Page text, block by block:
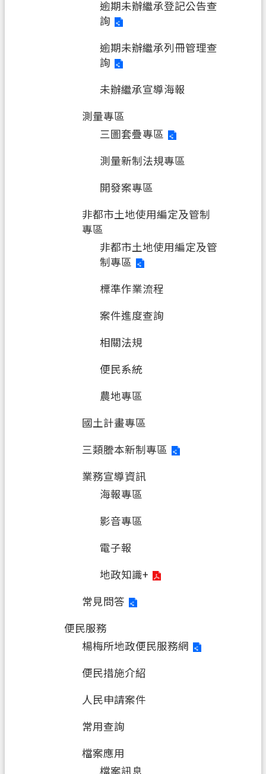
逾期未辦繼承登記公告查
詢
逾期未辦繼承列冊管理查
詢
未辦繼承宣導海報
測量專區
三圖套疊專區
測量新制法規專區
開發案專區
非都市土地使用編定及管制
專區
非都市土地使用編定及管
制專區
標準作業流程
案件進度查詢
相關法規
便民系統
農地專區
國土計畫專區
三類謄本新制專區
業務宣導資訊
海報專區
影音專區
電子報
地政知識+
常見問答
便民服務
楊梅所地政便民服務網
便民措施介紹
人民申請案件
常用查詢
檔案應用